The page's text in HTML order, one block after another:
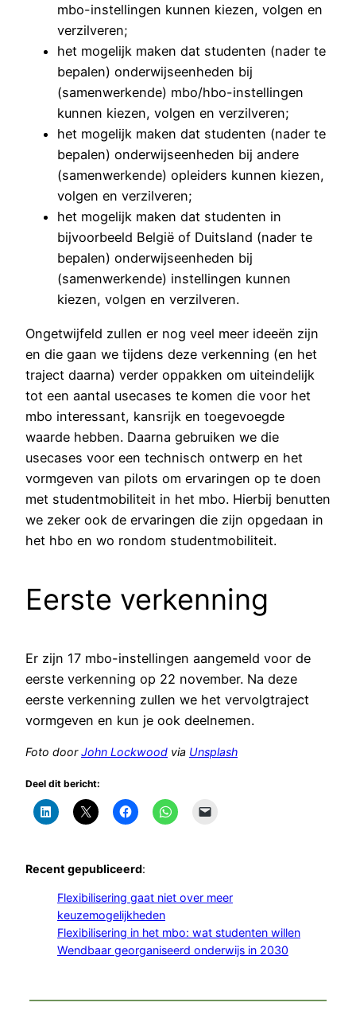
mbo-instellingen kunnen kiezen, volgen en
verzilveren;
het mogelijk maken dat studenten (nader te
bepalen) onderwijseenheden bij
(samenwerkende) mbo/hbo-instellingen
kunnen kiezen, volgen en verzilveren;
het mogelijk maken dat studenten (nader te
bepalen) onderwijseenheden bij andere
(samenwerkende) opleiders kunnen kiezen,
volgen en verzilveren;
het mogelijk maken dat studenten in
bijvoorbeeld België of Duitsland (nader te
bepalen) onderwijseenheden bij
(samenwerkende) instellingen kunnen
kiezen, volgen en verzilveren.
Ongetwijfeld zullen er nog veel meer ideeën zijn
en die gaan we tijdens deze verkenning (en het
traject daarna) verder oppakken om uiteindelijk
tot een aantal usecases te komen die voor het
mbo interessant, kansrijk en toegevoegde
waarde hebben. Daarna gebruiken we die
usecases voor een technisch ontwerp en het
vormgeven van pilots om ervaringen op te doen
met studentmobiliteit in het mbo. Hierbij benutten
we zeker ook de ervaringen die zijn opgedaan in
het hbo en wo rondom studentmobiliteit.
Eerste verkenning
Er zijn 17 mbo-instellingen aangemeld voor de
eerste verkenning op 22 november. Na deze
eerste verkenning zullen we het vervolgtraject
vormgeven en kun je ook deelnemen.
Foto doorJohn Lockwood via Unsplash
Deel dit bericht:
Recent gepubliceerd:
Flexibilisering gaat niet over meer
keuzemogelijkheden
Flexibilisering in het mbo: wat studenten willen
Wendbaar georganiseerd onderwijs in 2030